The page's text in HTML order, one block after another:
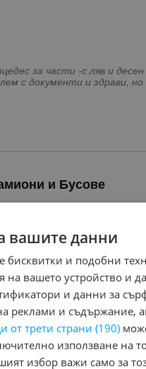
за части -с ляв и
с документи и здрави,
и Бусове
Форд За повече информация на тел: Viber и
Янев - Ани /Без почивен ден/
вашите данни
и подобни
вашето устройство и
и данни за
реклами и съдържание,
от трети страни (190)
използване на
избор важи само за